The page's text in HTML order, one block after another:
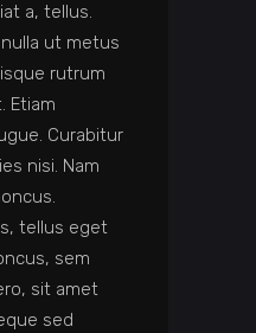
a, tellus.
ut metus
rutrum
Etiam
Curabitur
nisi. Nam
tellus eget
sem
sit amet
sed